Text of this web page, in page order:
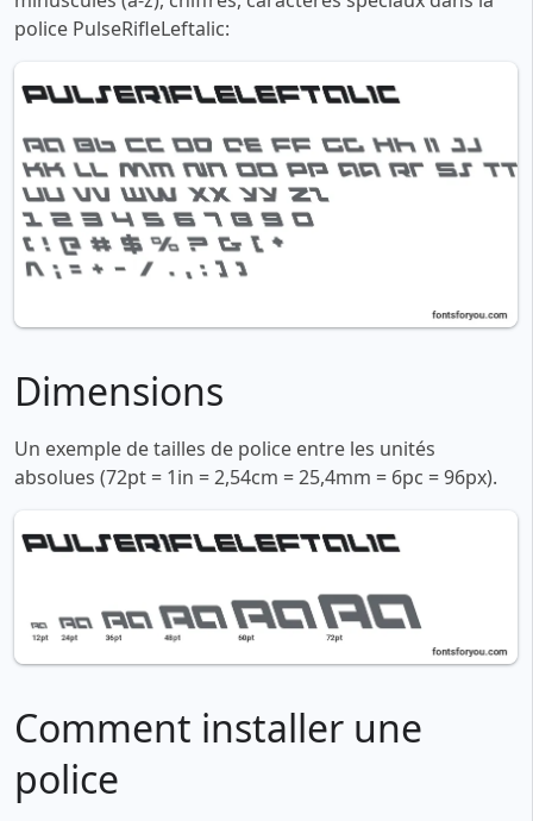
police PulseRifleLeftalic:
Dimensions
Un exemple de tailles de police entre les unités
absolues (72pt = 1in = 2,54cm = 25,4mm = 6pc = 96px).
Comment installer une
police